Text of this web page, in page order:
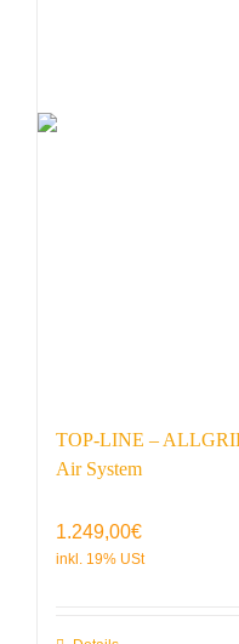
TOP-LINE –
Air System
1.249,00€